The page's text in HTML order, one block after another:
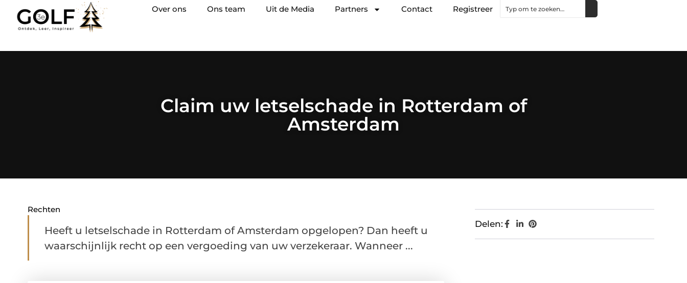
Over ons Ons team Uit de Media Partners Contact Registreer
Claim uw letselschade in Rotterdam of
Amsterdam
Rechten
Heeft u letselschade in Rotterdam of Amsterdam opgelopen? Dan heeft u
waarschijnlijk recht op een vergoeding van uw verzekeraar. Wanneer ...
Delen: